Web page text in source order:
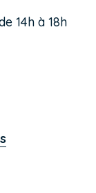
14h à 18h